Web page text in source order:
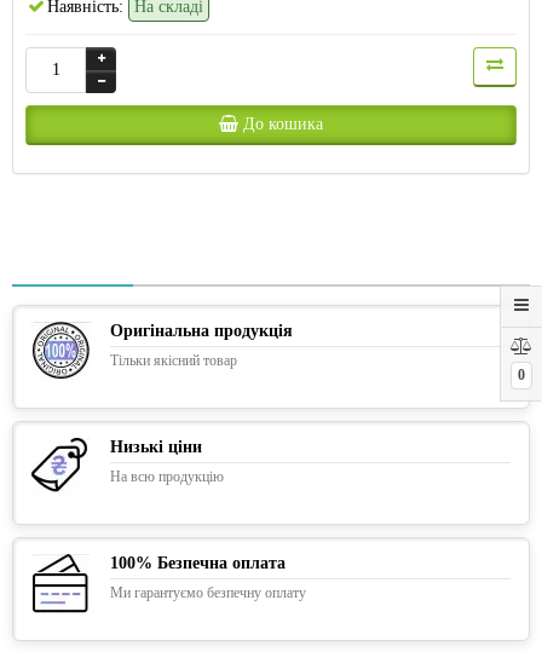
0
Наявність: На складі
До кошика
Оригінальна продукція
Тільки якісний товар
Низькі ціни
На всю продукцію
100% Безпечна оплата
Ми гарантуємо безпечну оплату